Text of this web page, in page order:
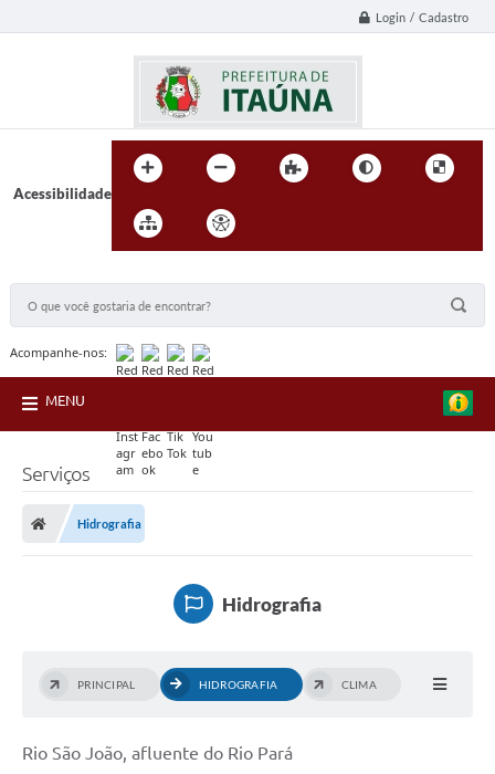
Login / Cadastro
Acessibilidade
Acompanhe-nos:
MENU
Serviços
Hidrografia
Hidrografia
PRINCIPAL HIDROGRAFIA CLIMA
Rio São João, afluente do Rio Pará